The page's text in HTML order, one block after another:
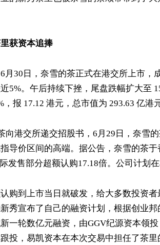
获资本追捧
月30日，奈雪的茶正式在港交所上市，
5%。午后持续下挫，尾盘跌幅扩大至
报 17.12 港元，总市值为 293.63 亿港元
向港交所递交招股书，6月29日，奈雪
导价区间的高端。据公告，奈雪的茶
发售部分超额认购17.18倍。公司计划
购到上市当日就破发，给大多数投资
秀宣布了自己的融资计划，根据创业
一轮数亿元融资，由GGV纪源资本领
投，易凯资本在本次交易中担任了茶里